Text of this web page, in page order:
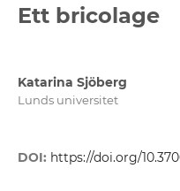
Ett bricolage
Katarina Sjöberg
Lunds universitet
DOI: https://doi.org/